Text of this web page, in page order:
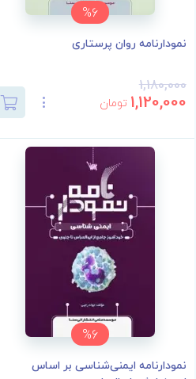
%6
نمودارنامه روان پرستاری
1,180,000
1,120,000 تومان
%6
نمودارنامه ایمنی‌شناسی بر اساس